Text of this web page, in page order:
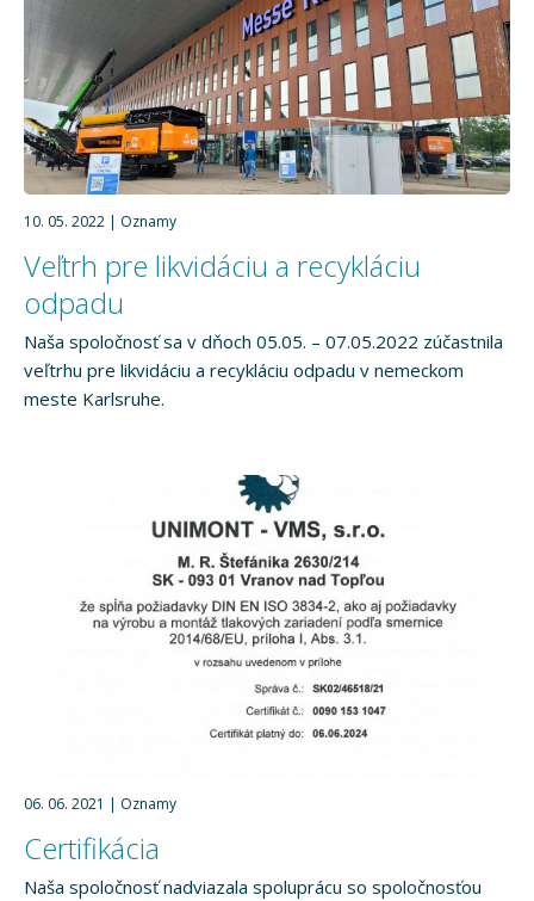
10. 05. 2022 Oznamy
Veľtrh pre likvidáciu a recykláciu
odpadu
Naša spoločnosť sa v dňoch 05.05. – 07.05.2022 zúčastnila
veľtrhu pre likvidáciu a recykláciu odpadu v nemeckom
meste Karlsruhe.
06. 06. 2021 Oznamy
Certifikácia
Naša spoločnosť nadviazala spoluprácu so spoločnosťou